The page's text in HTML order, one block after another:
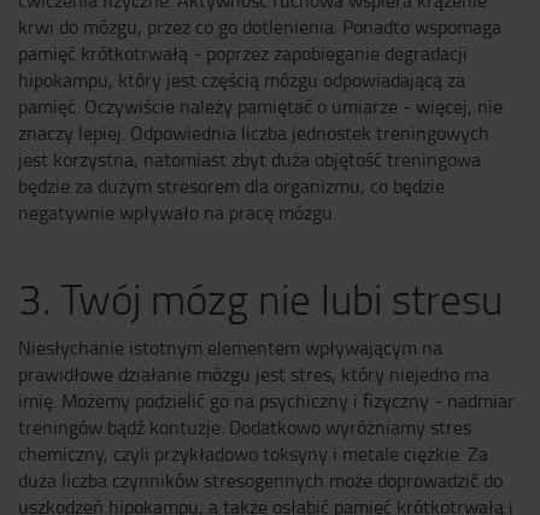
krwi do mózgu, przez co go dotlenienia. Ponadto wspomaga
pamięć krótkotrwałą - poprzez zapobieganie degradacji
hipokampu, który jest częścią mózgu odpowiadającą za
pamięć. Oczywiście należy pamiętać o umiarze - więcej, nie
znaczy lepiej. Odpowiednia liczba jednostek treningowych
jest korzystna, natomiast zbyt duża objętość treningowa
będzie za dużym stresorem dla organizmu, co będzie
negatywnie wpływało na pracę mózgu.
3. Twój mózg nie lubi stresu
Niesłychanie istotnym elementem wpływającym na
prawidłowe działanie mózgu jest stres, który niejedno ma
imię. Możemy podzielić go na psychiczny i fizyczny - nadmiar
treningów bądź kontuzje. Dodatkowo wyróżniamy stres
chemiczny, czyli przykładowo toksyny i metale ciężkie. Za
duża liczba czynników stresogennych może doprowadzić do
uszkodzeń hipokampu, a także osłabić pamięć krótkotrwałą i